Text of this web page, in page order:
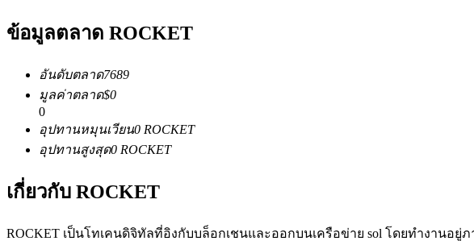
ฟิวเจอร์สสกุลเงินดิจิทัล
อนุพันธ์ของหุ้น ฟอเร็กซ์ โลหะมีค่า และสินค้าโภคภัณฑ์
ข้อมูลตลาด ROCKET
อันดับตลาด7689
มูลค่าตลาด$0
0
อุปทานหมุนเวียน0 ROCKET
อุปทานสูงสุด0 ROCKET
เกี่ยวกับ ROCKET
ROCKET เป็นโทเคนดิจิทัลที่อิงกับบล็อกเชนและออกบนเครือข่าย sol โดยทำงานอ